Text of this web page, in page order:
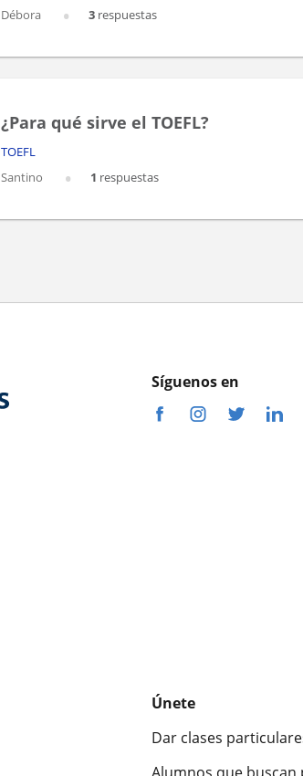
Débora
3 respuestas
¿Para qué sirve el TOEFL?
TOEFL
Santino
1 respuestas
Síguenos en
Únete
Dar clases